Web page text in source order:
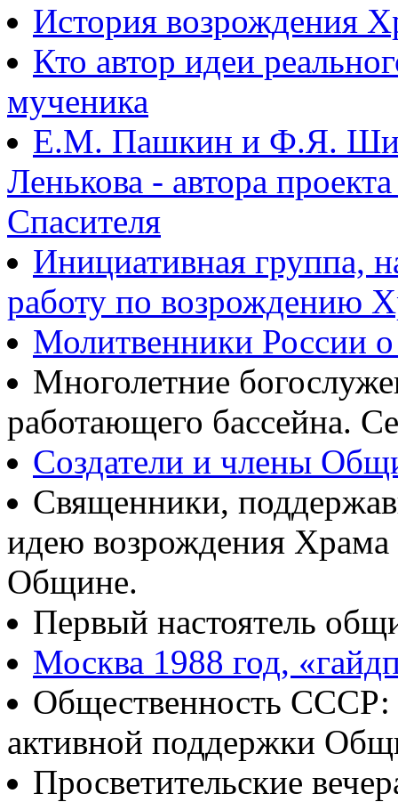
История возрождения
Кто автор идеи
мученика
Е.М. Пашкин и Ф.Я.
Ленькова - автора
Спасителя
Инициативная группа,
работу по возрождению
Молитвенники России
Многолетние
работающего бассейна.
Создатели и члены
Священники,
идею возрождения
Общине.
Первый настоятель
Москва 1988 год,
Общественность СССР:
активной поддержки
Просветительские